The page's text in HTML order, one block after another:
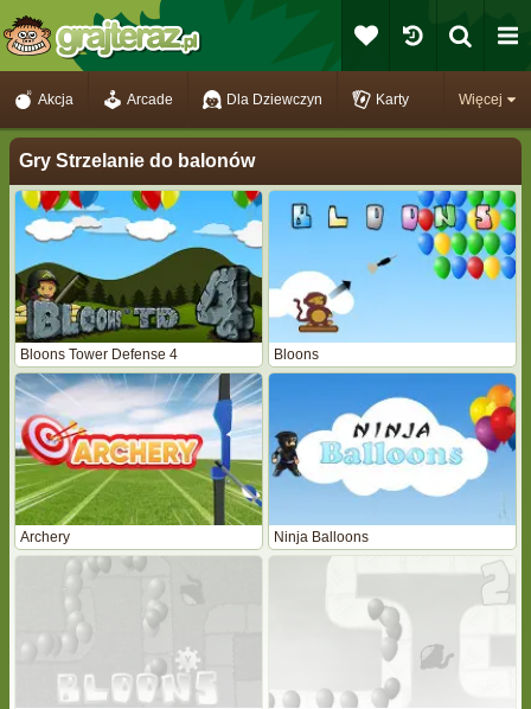
Więcej
Akcja Arcade Dla Dziewczyn Karty
Gry Strzelanie do balonów
Bloons Tower Defense 4 Bloons
Archery Ninja Balloons